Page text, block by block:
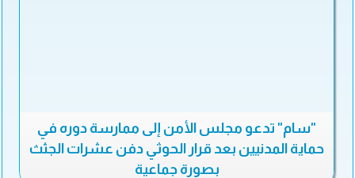
"سام" تدعو مجلس الأمن إلى ممارسة دوره في
حماية المدنيين بعد قرار الحوثي دفن عشرات الجثث
بصورة جماعية